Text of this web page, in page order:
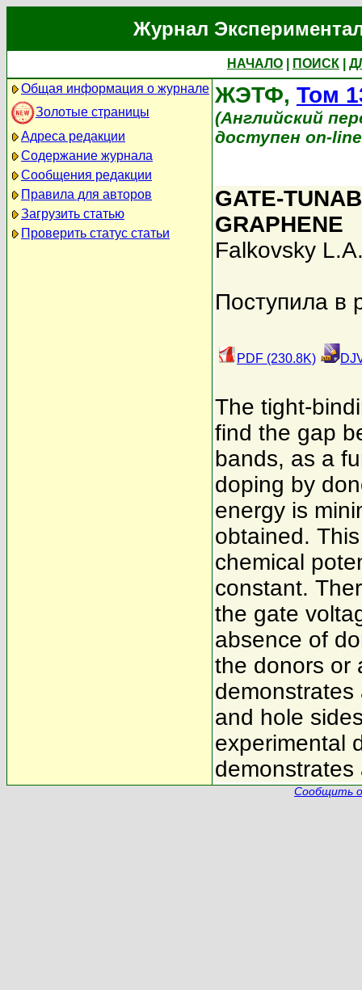
Журнал
НАЧАЛО ПОИСК
Общая информация о журнале
Золотые страницы
Адреса редакции
Содержание журнала
Сообщения редакции
Правила для авторов
Загрузить статью
Проверить статус статьи
ЖЭТФ, Том
(Английский
доступен on-
GATE-
GRAPHENE
Falkovsky
Поступила в
PDF (230.8K)
The tight-
find the gap
bands, as a
doping by
energy is
obtained.
chemical
constant.
the gate
absence of
the donors or
and hole
experimental
Сообщить о